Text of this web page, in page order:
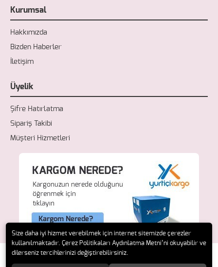
Kurumsal
Hakkımızda
Bizden Haberler
İletişim
Üyelik
Şifre Hatırlatma
Sipariş Takibi
Müşteri Hizmetleri
Size daha iyi hizmet verebilmek için internet sitemizde çerezler
kullanılmaktadır. Çerez Politikaları Aydınlatma Metni’ni okuyabilir ve
dilerseniz tercihlerinizi değiştirebilirsiniz.